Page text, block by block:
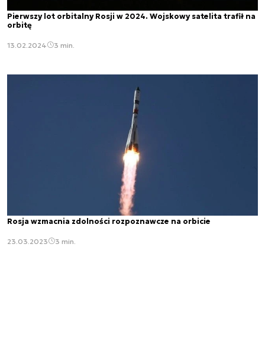
Pierwszy lot orbitalny Rosji w 2024. Wojskowy satelita trafił na
orbitę
13.02.2024 3 min.
Rosja wzmacnia zdolności rozpoznawcze na orbicie
23.03.2023 3 min.